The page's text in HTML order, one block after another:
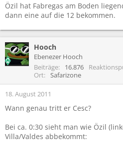
Özil hat Fabregas am Boden
dann eine auf die 12 bekommen.
Hooch
Ebenezer Hooch
Beiträge
16.876
Ort
Safarizone
18. August 2011
Wann genau tritt er Cesc?
Bei ca. 0:30 sieht man wie Özil
Villa/Valdes abbekommt: